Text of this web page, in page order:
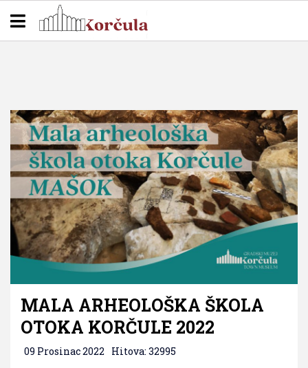
MALA ARHEOLOŠKA ŠKOLA
OTOKA KORČULE 2022
09 Prosinac 2022 Hitova: 32995